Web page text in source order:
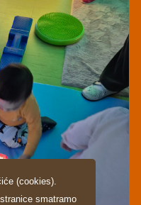
(cookies).
smatramo